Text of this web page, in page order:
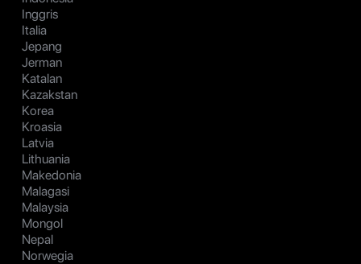
Inggris
Italia
Jepang
Jerman
Katalan
Kazakstan
Korea
Kroasia
Latvia
Lithuania
Makedonia
Malagasi
Malaysia
Mongol
Nepal
Norwegia